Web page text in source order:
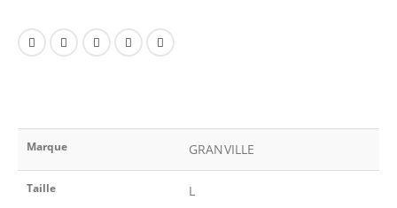
Marque GRANVILLE
Taille L